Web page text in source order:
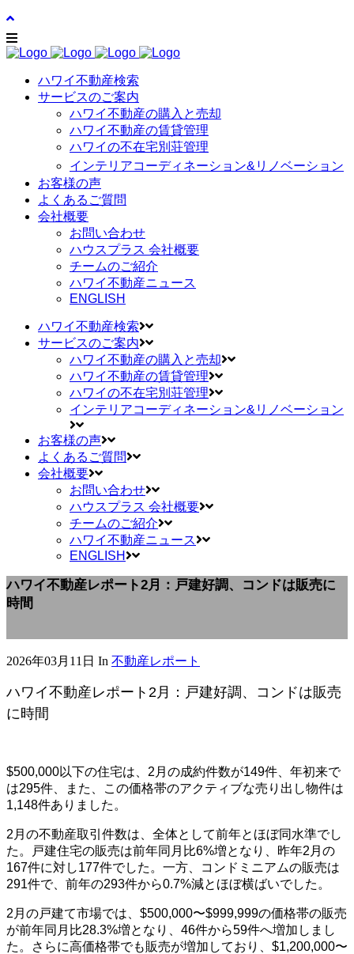
ハワイ不動産検索
サービスのご案内
ハワイ不動産の購入と売却
ハワイ不動産の賃貸管理
ハワイの不在宅別荘管理
インテリアコーディネーション&リノベーション
お客様の声
よくあるご質問
会社概要
お問い合わせ
ハウスプラス 会社概要
チームのご紹介
ハワイ不動産ニュース
ENGLISH
ハワイ不動産検索
サービスのご案内
ハワイ不動産の購入と売却
ハワイ不動産の賃貸管理
ハワイの不在宅別荘管理
インテリアコーディネーション&リノベーション
お客様の声
よくあるご質問
会社概要
お問い合わせ
ハウスプラス 会社概要
チームのご紹介
ハワイ不動産ニュース
ENGLISH
ハワイ不動産レポート2月：戸建好調、コンドは販売に
時間
2026年03月11日 In 不動産レポート
ハワイ不動産レポート2月：戸建好調、コンドは販売
に時間
$500,000以下の住宅は、2月の成約件数が149件、年初来で
は295件、また、この価格帯のアクティブな売り出し物件は
1,148件ありました。
2月の不動産取引件数は、全体として前年とほぼ同水準でし
た。戸建住宅の販売は前年同月比6%増となり、昨年2月の
167件に対し177件でした。一方、コンドミニアムの販売は
291件で、前年の293件から0.7%減とほぼ横ばいでした。
2月の戸建て市場では、$500,000〜$999,999の価格帯の販売
が前年同月比28.3%増となり、46件から59件へ増加しまし
た。さらに高価格帯でも販売が増加しており、$1,200,000〜